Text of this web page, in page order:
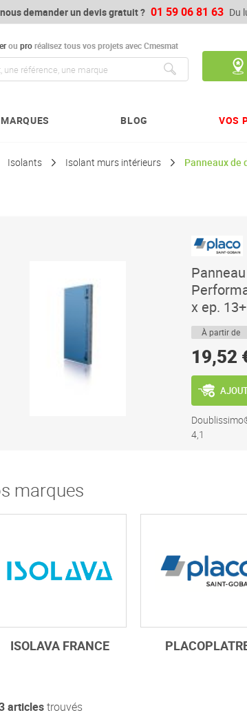
demander un devis gratuit ? 01 59 06 81 63 Du
ou proréalisez tous vos projets avec Cmesmat
BLOG VOS
Isolants Isolant murs intérieurs Panneaux de
x ep.
À partir de
19,52
4,1
marques
ISOLAVA FRANCE
articlestrouvés